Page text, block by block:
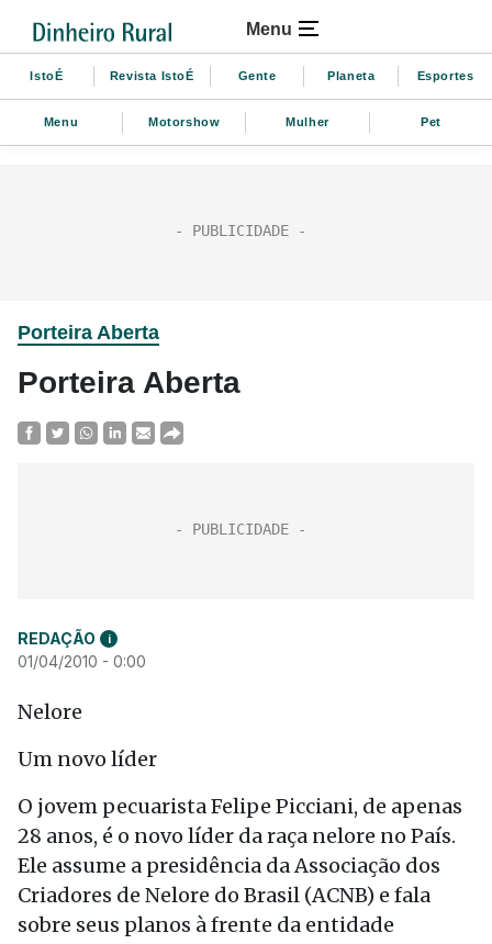
Menu
IstoÉ Revista IstoÉ Gente Planeta Esportes
Menu Motorshow Mulher Pet
Porteira Aberta
Porteira Aberta
REDAÇÃO i
01/04/2010 - 0:00
Nelore
Um novo líder
O jovem pecuarista Felipe Picciani, de apenas
28 anos, é o novo líder da raça nelore no País.
Ele assume a presidência da Associação dos
Criadores de Nelore do Brasil (ACNB) e fala
sobre seus planos à frente da entidade